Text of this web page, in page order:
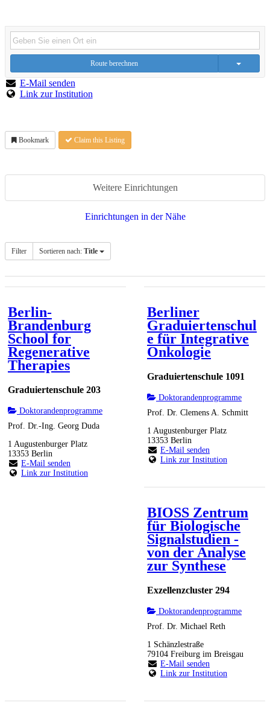
Route berechnen
E-Mail senden
Link zur Institution
Bookmark Claim this Listing
Weitere Einrichtungen
Einrichtungen in der Nähe
Filter Sortieren nach: Title
Berlin-
Brandenburg
School for
Regenerative
Therapies
Graduiertenschule 203
Doktorandenprogramme
Prof. Dr.-Ing. Georg Duda
1 Augustenburger Platz
13353 Berlin
E-Mail senden
Link zur Institution
Berliner
Graduiertenschul
e für Integrative
Onkologie
Graduiertenschule 1091
Doktorandenprogramme
Prof. Dr. Clemens A. Schmitt
1 Augustenburger Platz
13353 Berlin
E-Mail senden
Link zur Institution
BIOSS Zentrum
für Biologische
Signalstudien -
von der Analyse
zur Synthese
Exzellenzcluster 294
Doktorandenprogramme
Prof. Dr. Michael Reth
1 Schänzlestraße
79104 Freiburg im Breisgau
E-Mail senden
Link zur Institution